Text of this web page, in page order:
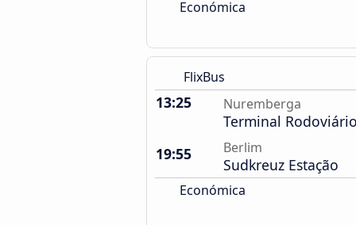
Económica
FlixBus
13:25 Nuremberga
Terminal Rodoviário
19:55
Berlim
Sudkreuz Estação
Económica